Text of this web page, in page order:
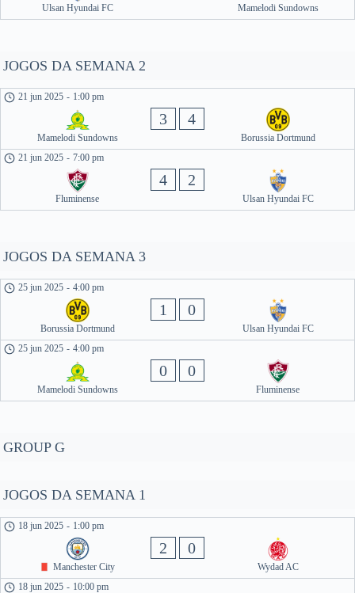
Ulsan Hyundai FC Mamelodi Sundowns
JOGOS DA SEMANA 2
21 jun 2025 - 1:00 pm
Mamelodi Sundowns
3 4
Borussia Dortmund
21 jun 2025 - 7:00 pm
Fluminense
4 2
Ulsan Hyundai FC
JOGOS DA SEMANA 3
25 jun 2025 - 4:00 pm
Borussia Dortmund
1 0
Ulsan Hyundai FC
25 jun 2025 - 4:00 pm
Mamelodi Sundowns
0 0
Fluminense
GROUP G
JOGOS DA SEMANA 1
18 jun 2025 - 1:00 pm
Manchester City
2 0
Wydad AC
18 jun 2025 - 10:00 pm